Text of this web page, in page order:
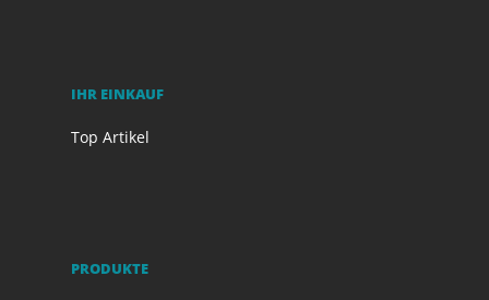
IHR EINKAUF
Top Artikel
PRODUKTE